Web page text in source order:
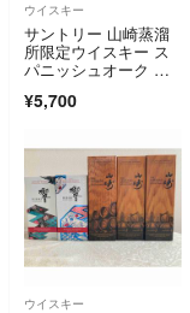
ウイスキー
サントリー 山崎蒸溜
所限定ウイスキー ス
パニッシュオーク ピ
8% 180ml
¥5,700
ウイスキー